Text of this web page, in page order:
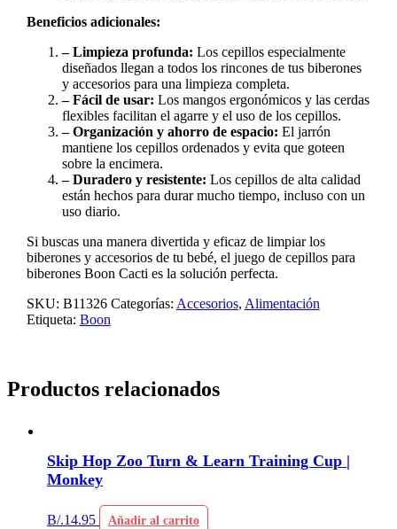
Beneficios adicionales:
– Limpieza profunda: Los cepillos especialmente
diseñados llegan a todos los rincones de tus biberones
y accesorios para una limpieza completa.
– Fácil de usar: Los mangos ergonómicos y las cerdas
flexibles facilitan el agarre y el uso de los cepillos.
– Organización y ahorro de espacio: El jarrón
mantiene los cepillos ordenados y evita que goteen
sobre la encimera.
– Duradero y resistente: Los cepillos de alta calidad
están hechos para durar mucho tiempo, incluso con un
uso diario.
Si buscas una manera divertida y eficaz de limpiar los
biberones y accesorios de tu bebé, el juego de cepillos para
biberones Boon Cacti es la solución perfecta.
SKU: B11326 Categorías: Accesorios, Alimentación
Etiqueta: Boon
Productos relacionados
Skip Hop Zoo Turn & Learn Training Cup |
Monkey
B/.14.95 Añadir al carrito